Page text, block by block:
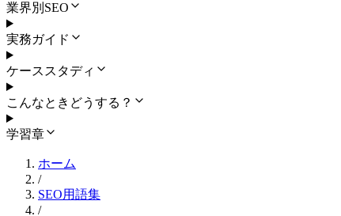
業界別SEO
実務ガイド
ケーススタディ
こんなときどうする？
学習章
ホーム
/
SEO用語集
/